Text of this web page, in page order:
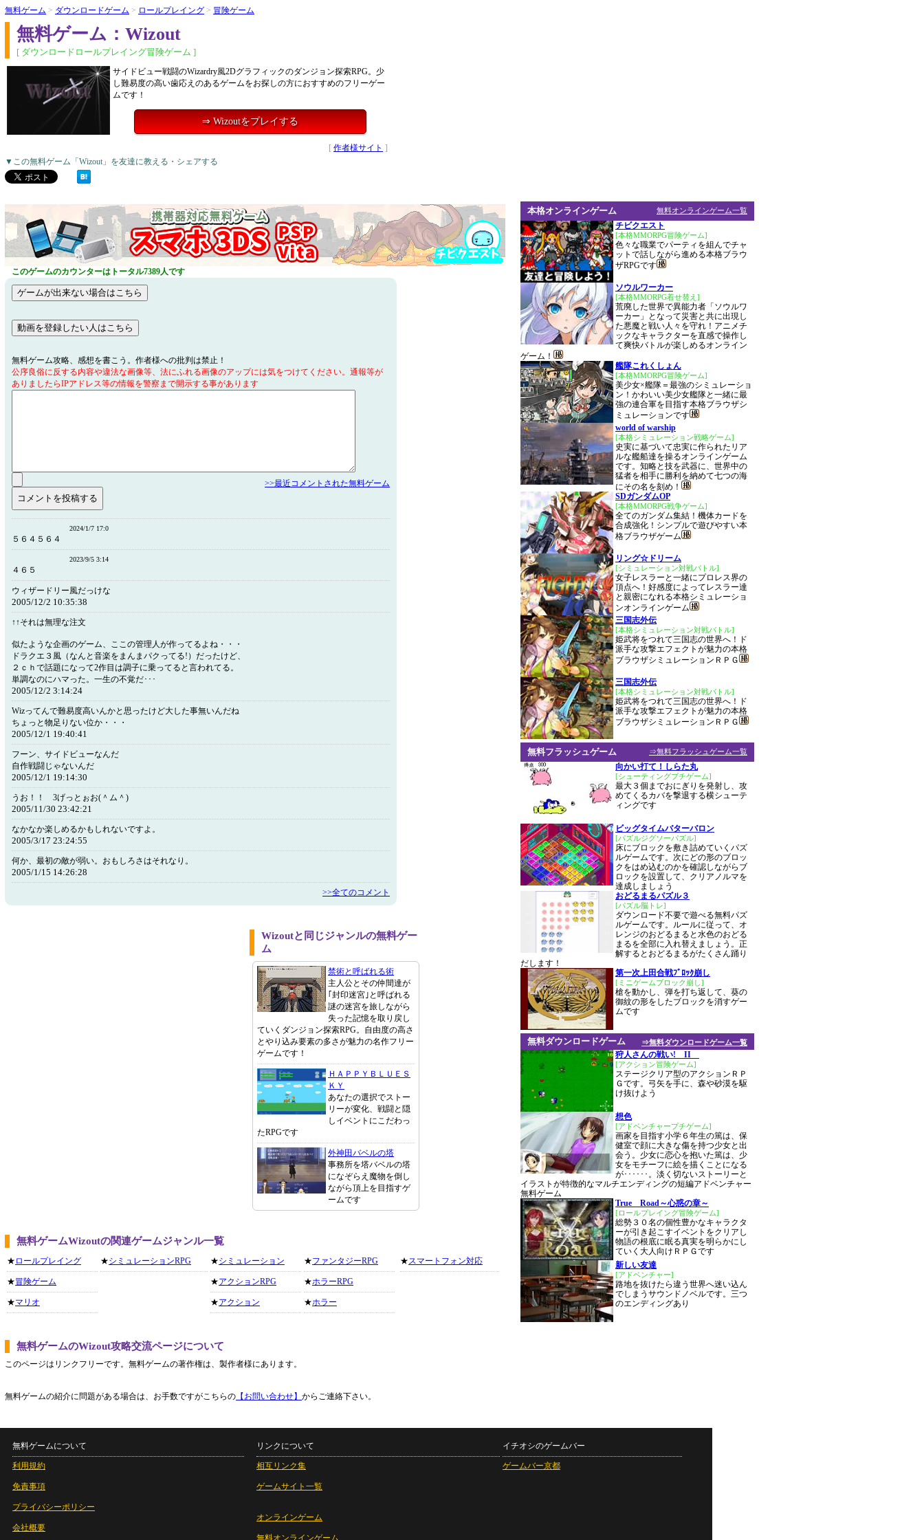
無料ゲーム > ダウンロードゲーム > ロールプレイング > 冒険ゲーム
無料ゲーム：Wizout
[ ダウンロードロールプレイング冒険ゲーム ]
サイドビュー戦闘のWizardry風2Dグラフィックのダンジョン探索RPG。少
し難易度の高い歯応えのあるゲームをお探しの方におすすめのフリーゲー
ムです！
⇒ Wizoutをプレイする
[ 作者様サイト ]
▼この無料ゲーム「Wizout」を友達に教える・シェアする
このゲームのカウンターはトータル7389人です
無料ゲーム攻略、感想を書こう。作者様への批判は禁止！
公序良俗に反する内容や違法な画像等、法にふれる画像のアップには気をつけてください。通報等が
ありましたらIPアドレス等の情報を警察まで開示する事があります
>>最近コメントされた無料ゲーム
2024/1/7 17:0
５６４５６４
2023/9/5 3:14
４６５
ウィザードリー風だっけな
2005/12/2 10:35:38
↑↑それは無理な注文
似たような企画のゲーム、ここの管理人が作ってるよね・・・
ドラクエ３風（なんと音楽をまんまパクってる!）だったけど、
２ｃｈで話題になって2作目は調子に乗ってると言われてる。
単調なのにハマった。一生の不覚だ･･･
2005/12/2 3:14:24
Wizってんで難易度高いんかと思ったけど大した事無いんだね
ちょっと物足りない位か・・・
2005/12/1 19:40:41
フーン、サイドビューなんだ
自作戦闘じゃないんだ
2005/12/1 19:14:30
うお！！ 3げっとぉお(＾ム＾)
2005/11/30 23:42:21
なかなか楽しめるかもしれないですよ。
2005/3/17 23:24:55
何か、最初の敵が弱い。おもしろさはそれなり。
2005/1/15 14:26:28
>>全てのコメント
Wizoutと同じジャンルの無料ゲー
ム
禁術と呼ばれる術
主人公とその仲間達が
｢封印迷宮｣と呼ばれる
謎の迷宮を旅しながら
失った記憶を取り戻し
ていくダンジョン探索RPG。自由度の高さ
とやり込み要素の多さが魅力の名作フリー
ゲームです！
ＨＡＰＰＹＢＬＵＥＳ
ＫＹ
あなたの選択でストー
リーが変化、戦闘と隠
しイベントにこだわっ
たRPGです
外神田バベルの塔
事務所を塔バベルの塔
になぞらえ魔物を倒し
ながら頂上を目指すゲ
ームです
無料ゲームWizoutの関連ゲームジャンル一覧
★ ロールプレイング
★冒険ゲーム
★マリオ
★シミュレーションRPG ★シミュレーション
★アクションRPG
★アクション
★ファンタジーRPG
★ホラーRPG
★ホラー
★スマートフォン対応
無料ゲームのWizout攻略交流ページについて
このページはリンクフリーです。無料ゲームの著作権は、製作者様にあります。
無料ゲームの紹介に問題がある場合は、お手数ですがこちらの 【お問い合わせ】 からご連絡下さい。
無料オンラインゲーム一覧
本格オンラインゲーム
チビクエスト
[本格MMORPG冒険ゲーム]
色々な職業でパーティを組んでチャ
ットで話しながら進める本格ブラウ
ザRPGです
ソウルワーカー
[本格MMORPG着せ替え]
荒廃した世界で異能力者「ソウルワ
ーカー」となって災害と共に出現し
た悪魔と戦い人々を守れ！アニメチ
ックなキャラクターを直感で操作し
て爽快バトルが楽しめるオンライン
ゲーム！
艦隊これくしょん
[本格MMORPG冒険ゲーム]
美少女×艦隊＝最強のシミュレーショ
ン！かわいい美少女艦隊と一緒に最
強の連合軍を目指す本格ブラウザシ
ミュレーションです
world of warship
[本格シミュレーション戦略ゲーム]
史実に基づいて忠実に作られたリア
ルな艦船達を操るオンラインゲーム
です。知略と技を武器に、世界中の
猛者を相手に勝利を納めて七つの海
にその名を刻め！
SDガンダムOP
[本格MMORPG戦争ゲーム]
全てのガンダム集結！機体カードを
合成強化！シンプルで遊びやすい本
格ブラウザゲーム
リング☆ドリーム
[シミュレーション対戦バトル]
女子レスラーと一緒にプロレス界の
頂点へ！好感度によってレスラー達
と親密になれる本格シミュレーショ
ンオンラインゲーム
三国志外伝
[本格シミュレーション対戦バトル]
姫武将をつれて三国志の世界へ！ド
派手な攻撃エフェクトが魅力の本格
ブラウザシミュレーションＲＰＧ
三国志外伝
[本格シミュレーション対戦バトル]
姫武将をつれて三国志の世界へ！ド
派手な攻撃エフェクトが魅力の本格
ブラウザシミュレーションＲＰＧ
⇒無料フラッシュゲーム一覧
無料フラッシュゲーム
向かい打て！しらた丸
[シューティングプチゲーム]
最大３個までおにぎりを発射し、攻
めてくるカバを撃退する横シューテ
ィングです
ビッグタイムバターバロン
[パズルジグソーパズル]
床にブロックを敷き詰めていくパズ
ルゲームです。次にどの形のブロッ
クをはめ込むのかを確認しながらブ
ロックを設置して、クリアノルマを
達成しましょう
おどるまるパズル３
[パズル脳トレ]
ダウンロード不要で遊べる無料パズ
ルゲームです。ルールに従って、オ
レンジのおどるまると水色のおどる
まるを全部に入れ替えましょう。正
解するとおどるまるがたくさん踊り
だします！
第一次上田合戦ﾌﾞﾛｯｸ崩し
[ミニゲームブロック崩し]
槍を動かし、弾を打ち返して、葵の
御紋の形をしたブロックを消すゲー
ムです
⇒無料ダウンロードゲーム一覧
無料ダウンロードゲーム
狩人さんの戦い! II
[アクション冒険ゲーム]
ステージクリア型のアクションＲＰ
Ｇです。弓矢を手に、森や砂漠を駆
け抜けよう
想色
[アドベンチャープチゲーム]
画家を目指す小学６年生の篤は、保
健室で顔に大きな傷を持つ少女と出
会う。少女に恋心を抱いた篤は、少
女をモチーフに絵を描くことになる
が･･････。淡く切ないストーリーと
イラストが特徴的なマルチエンディングの短編アドベンチャー
無料ゲーム
True Road～心惑の章～
[ロールプレイング冒険ゲーム]
総勢３０名の個性豊かなキャラクタ
ーが引き起こすイベントをクリアし
物語の根底に眠る真実を明らかにし
ていく大人向けＲＰＧです
新しい友達
[アドベンチャー]
路地を抜けたら違う世界へ迷い込ん
でしまうサウンドノベルです。三つ
のエンディングあり
無料ゲームについて
利用規約
免責事項
プライバシーポリシー
会社概要
リンクについて
相互リンク集
ゲームサイト一覧
オンラインゲーム
無料オンラインゲーム
イチオシのゲームバー
ゲームバー京都